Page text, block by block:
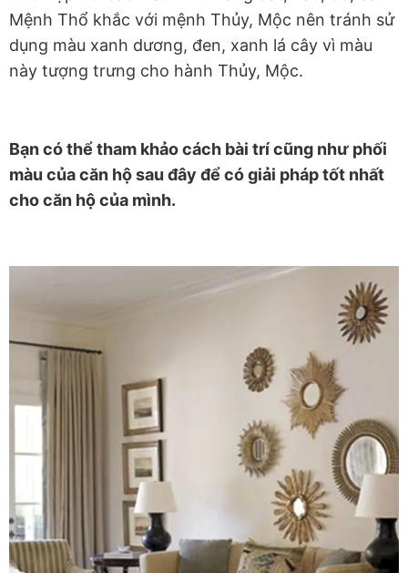
Mệnh Thổ khắc với mệnh Thủy, Mộc nên tránh sử
dụng màu xanh dương, đen, xanh lá cây vì màu
này tượng trưng cho hành Thủy, Mộc.
Bạn có thể tham khảo cách bài trí cũng như phối
màu của căn hộ sau đây để có giải pháp tốt nhất
cho căn hộ của mình.